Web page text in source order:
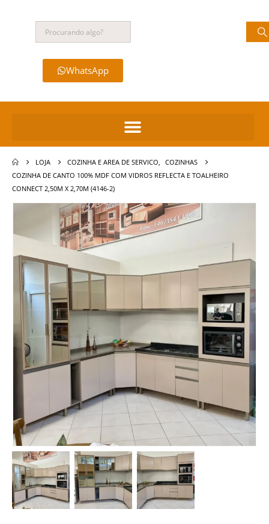
WhatsApp
LOJA COZINHA E AREA DE SERVICO
COZINHAS
COZINHA DE CANTO 100% MDF COM VIDROS REFLECTA E TOALHEIRO
CONNECT 2,50M X 2,70M (4146-2)